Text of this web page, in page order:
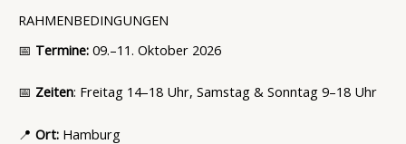
RAHMENBEDINGUNGEN
📅 Termine: 09.–11. Oktober 2026
📅 Zeiten: Freitag 14–18 Uhr, Samstag & Sonntag 9–18 Uhr
📍 Ort: Hamburg